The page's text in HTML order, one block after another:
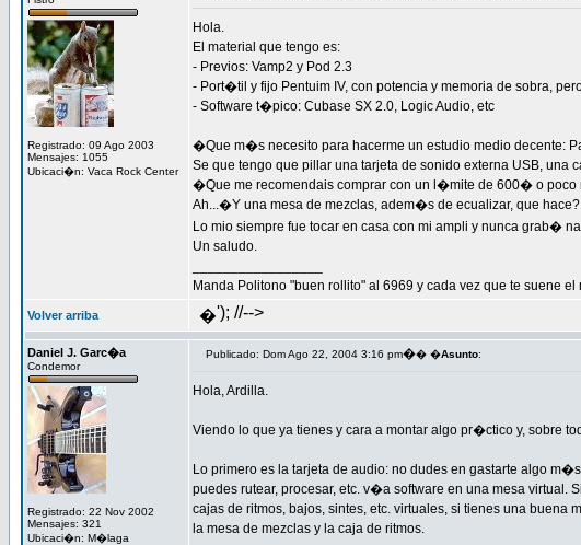
Registrado: 09 Ago 2003
Mensajes: 1055
Ubicaci�n: Vaca Rock Center
Hola.
El material que tengo es:
- Previos: Vamp2 y Pod 2.3
- Port�til y fijo Pentuim IV, con potencia y memoria de sobra,
- Software t�pico: Cubase SX 2.0, Logic Audio, etc
�Que m�s necesito para hacerme un estudio medio decente:
Se que tengo que pillar una tarjeta de sonido externa USB,
�Que me recomendais comprar con un l�mite de 600� o
Ah...�Y una mesa de mezclas, adem�s de ecualizar, que
Lo mio siempre fue tocar en casa con mi ampli y nunca grab�
Un saludo.
Manda Politono "buen rollito" al 6969 y cada vez que te suene
Volver arriba �'); //-->
Daniel J. Garc�a
Condemor
Registrado: 22 Nov 2002
Mensajes: 321
Ubicaci�n: M�laga
Publicado: Dom Ago 22, 2004 3:16 pm�� �Asunto:
Hola, Ardilla.
Viendo lo que ya tienes y cara a montar algo pr�ctico y, sobre
Lo primero es la tarjeta de audio: no dudes en gastarte algo
puedes rutear, procesar, etc. v�a software en una mesa
cajas de ritmos, bajos, sintes, etc. virtuales, si tienes una
la mesa de mezclas y la caja de ritmos.